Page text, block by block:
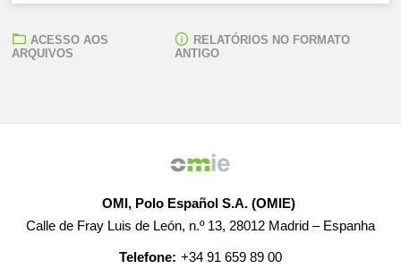
ACESSO AOS
ARQUIVOS
RELATÓRIOS NO FORMATO
ANTIGO
OMI, Polo Español S.A. (OMIE)
Calle de Fray Luis de León, n.º 13, 28012 Madrid – Espanha
Telefone: +34 91 659 89 00